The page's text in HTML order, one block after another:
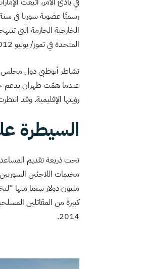
الخارجية الحازمة التي
المتحدة في تموز/ يوليو 2012، بينما حثّ المجتمع الدولي على معارضة البطش الذي يمارسه الأسد على الشعب السوري.
عندما همّت طهران بدعم
رؤيتها الإقليمية. وقد
السيطرة
تحت ذريعة تقديم
مخيمات اللاجئين
مليون دولار سعيا منها
كبيرة من المقاتلين
2014.